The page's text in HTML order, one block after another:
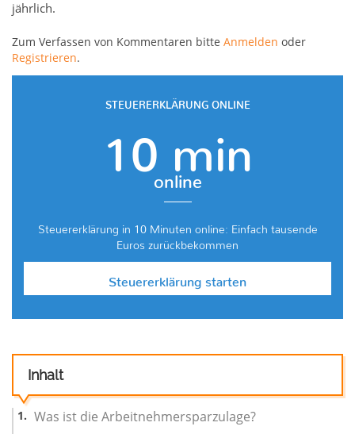
jährlich.
Zum Verfassen von Kommentaren bitte Anmelden oder
Registrieren.
STEUERERKLÄRUNG ONLINE
10 min
online
Steuererklärung in 10 Minuten online: Einfach tausende
Euros zurückbekommen
Steuererklärung starten
Inhalt
Was ist die Arbeitnehmersparzulage?